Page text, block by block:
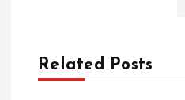
Related Posts